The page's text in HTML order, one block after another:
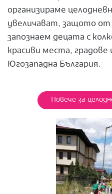
организираме
увеличават, защото от
запознаем децата с
красиви места,
Югозападна България.
Повече за